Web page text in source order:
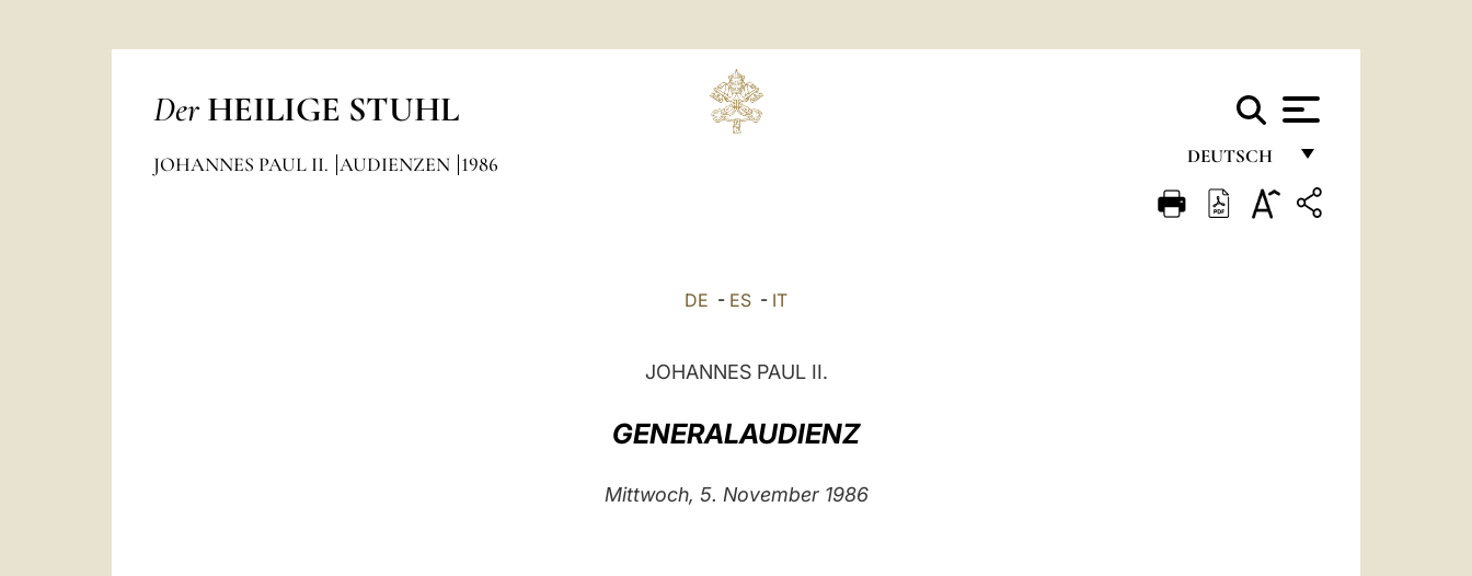
Der HEILIGE STUHL
DEUTSCH
FRANÇAIS
JOHANNES PAUL II. AUDIENZEN 1986
DE - ES - IT
JOHANNES PAUL II.
GENERALAUDIENZ
Mittwoch, 5. November 1986